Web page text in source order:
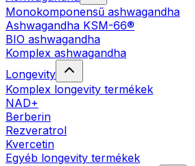
Monokomponensű ashwagandha
Ashwagandha KSM-66®
BIO ashwagandha
Komplex ashwagandha
Longevity
Komplex longevity termékek
NAD+
Berberin
Rezveratrol
Kvercetin
Egyéb longevity termékek